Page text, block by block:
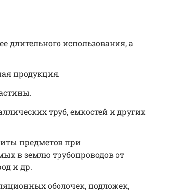
длительного использования, а
продукция.
труб, емкостей и других
предметов при
в землю трубопроводов от
и др.
оболочек, подложек,